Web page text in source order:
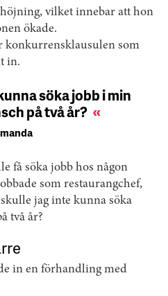
vilket innebar att hon
ökade.
konkurrensklausulen som
in.
söka jobb i min
på två år?
få söka jobb hos någon
som restaurangchef,
jag inte kunna söka
två år?
in en förhandling med